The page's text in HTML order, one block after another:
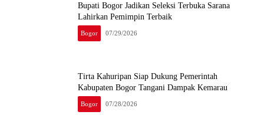
Bupati Bogor Jadikan Seleksi Terbuka Sarana
Lahirkan Pemimpin Terbaik
Bogor 07/29/2026
Tirta Kahuripan Siap Dukung Pemerintah
Kabupaten Bogor Tangani Dampak Kemarau
Bogor 07/28/2026